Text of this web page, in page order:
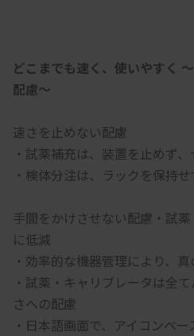
どこまでも速く、使いやすく
配慮～
速さを止めない配慮
・試薬補充は、装置を止めず
・検体分注は、ラックを保持
手間をかけさせない配慮・試
に低減
・効率的な機器管理により、
・試薬・キャリブレータは全
さへの配慮
・日本語画面で、アイコンベ